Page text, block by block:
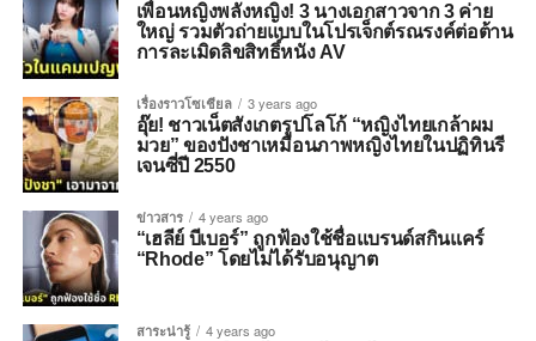
เพื่อนหญิงพลังหญิง! 3 นางเอกสาวจาก 3 ค่าย
ใหญ่ รวมตัวถ่ายแบบในโปรเจ็กต์รณรงค์ต่อต้าน
การละเมิดลิขสิทธิ์หนัง AV
เรื่องราวโซเชียล 3 years ago
อุ๊ย! ชาวเน็ตสังเกตรูปโลโก้ “หญิงไทยเกล้าผม
มวย” ของปังชาเหมือนภาพหญิงไทยในปฏิทินรี
เจนซี่ปี 2550
ข่าวสาร 4 years ago
“เฮลีย์ บีเบอร์” ถูกฟ้องใช้ชื่อแบรนด์สกินแคร์
“Rhode” โดยไม่ได้รับอนุญาต
สาระน่ารู้ 4 years ago